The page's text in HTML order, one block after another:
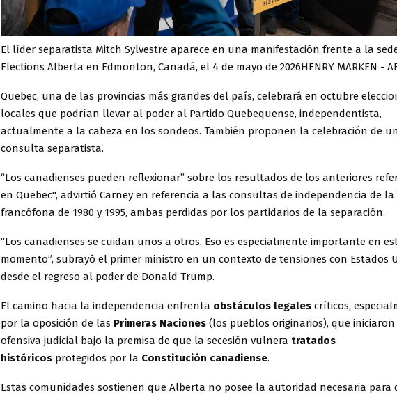
El líder separatista Mitch Sylvestre aparece en una manifestación frente a la
Elections Alberta en Edmonton, Canadá, el 4 de mayo de 2026HENRY MARKEN -
Quebec, una de las provincias más grandes del país, celebrará en octubre
locales que podrían llevar al poder al Partido Quebequense, independentista,
actualmente a la cabeza en los sondeos. También proponen la celebración de
consulta separatista.
“Los canadienses pueden reflexionar” sobre los resultados de los anteriores
en Quebec", advirtió Carney en referencia a las consultas de independencia de la
francófona de 1980 y 1995, ambas perdidas por los partidarios de la separación.
“Los canadienses se cuidan unos a otros. Eso es especialmente importante en
momento”, subrayó el primer ministro en un contexto de tensiones con Estados
desde el regreso al poder de Donald Trump.
El camino hacia la independencia enfrenta obstáculos legales críticos,
por la oposición de las Primeras Naciones (los pueblos originarios), que
ofensiva judicial bajo la premisa de que la secesión vulnera tratados
históricos protegidos por la Constitución canadiense.
Estas comunidades sostienen que Alberta no posee la autoridad necesaria para